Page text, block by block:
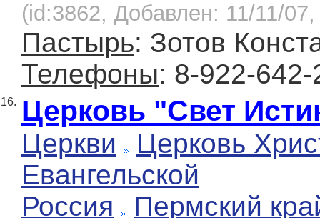
(id:3862, Добавлен: 11/11/
Пастырь: Зотов
Телефоны: 8-922-642-
16. Церковь "Свет
Церкви
Церковь
Евангельской
Россия
Пермский